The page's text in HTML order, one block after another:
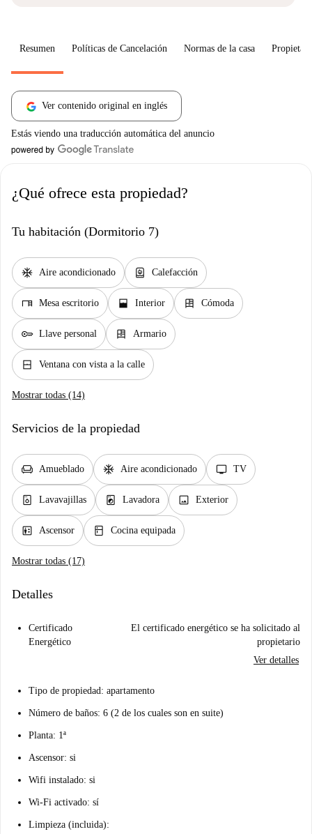
Resumen Políticas de Cancelación Normas de la casa
Ver contenido original en inglés
Estás viendo una traducción automática del anuncio
¿Qué ofrece esta propiedad?
Tu habitación (Dormitorio 7)
ac_unit Aire acondicionado water_heater Calefacción
desk Mesa escritorio window_open Interior dresser Cómoda
key Llave personal dresser Armario
window_closed Ventana con vista a la calle
Mostrar todas (14)
Servicios de la propiedad
chair Amueblado ac_unit Aire acondicionado tv TV
dishwasher_gen Lavavajillas local_laundry_service Lavadora image Exterior
elevator Ascensor kitchen Cocina equipada
Mostrar todas (17)
Detalles
Certificado
Energético
El certificado energético se ha solicitado al
propietario
Ver detalles
Tipo de propiedad: apartamento
Número de baños: 6 (2 de los cuales son en suite)
Planta: 1ª
Ascensor: si
Wifi instalado: si
Wi-Fi activado: sí
Limpieza (incluida):